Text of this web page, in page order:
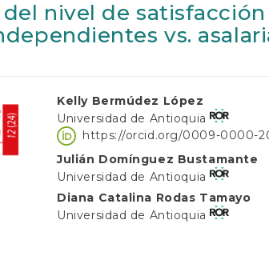
nivel de
vs.
Conteúdo
do
artigo
principal
Kelly Bermúdez López
Universidad de Antioquia
https://orcid.org/0009-0000-
Julián Domínguez Bustamante
Universidad de Antioquia
Diana Catalina Rodas Tamayo
Universidad de Antioquia